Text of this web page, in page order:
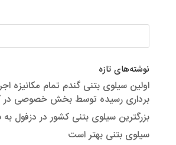
نوشته‌های تازه
اولین سیلوی بتنی گندم تمام مکانیزه
برداری رسیده توسط بخش خصوصی در
بزرگترین سیلوی بتنی کشور در دزفول به
سیلوی بتنی بهتر است